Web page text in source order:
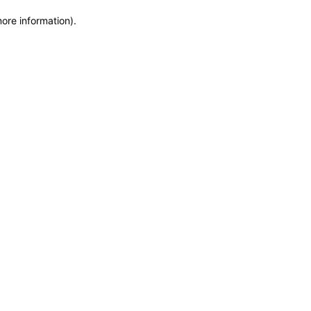
information).